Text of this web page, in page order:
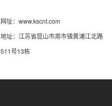
网址：www.kscnt.com
地址：江苏省昆山市周市镇黄浦江北路
511号13栋